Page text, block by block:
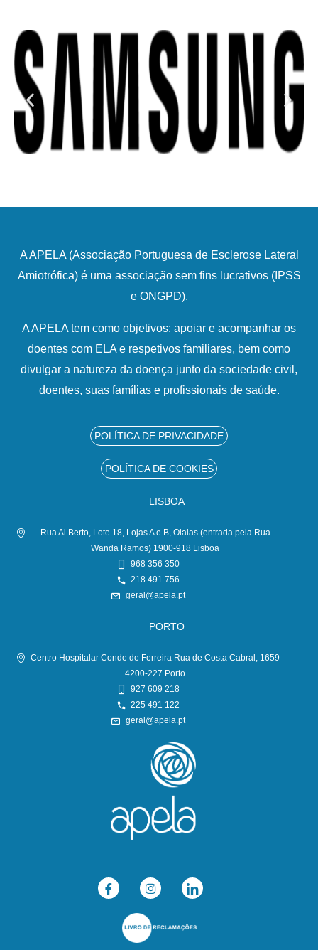
A APELA (Associação Portuguesa de Esclerose Lateral
Amiotrófica) é uma associação sem fins lucrativos (IPSS
e ONGPD).
A APELA tem como objetivos: apoiar e acompanhar os
doentes com ELA e respetivos familiares, bem como
divulgar a natureza da doença junto da sociedade civil,
doentes, suas famílias e profissionais de saúde.
POLÍTICA DE PRIVACIDADE
POLÍTICA DE COOKIES
LISBOA
Rua Al Berto, Lote 18, Lojas A e B, Olaias (entrada pela Rua
Wanda Ramos) 1900-918 Lisboa
968 356 350
218 491 756
geral@apela.pt
PORTO
Centro Hospitalar Conde de Ferreira Rua de Costa Cabral, 1659
4200-227 Porto
927 609 218
225 491 122
geral@apela.pt